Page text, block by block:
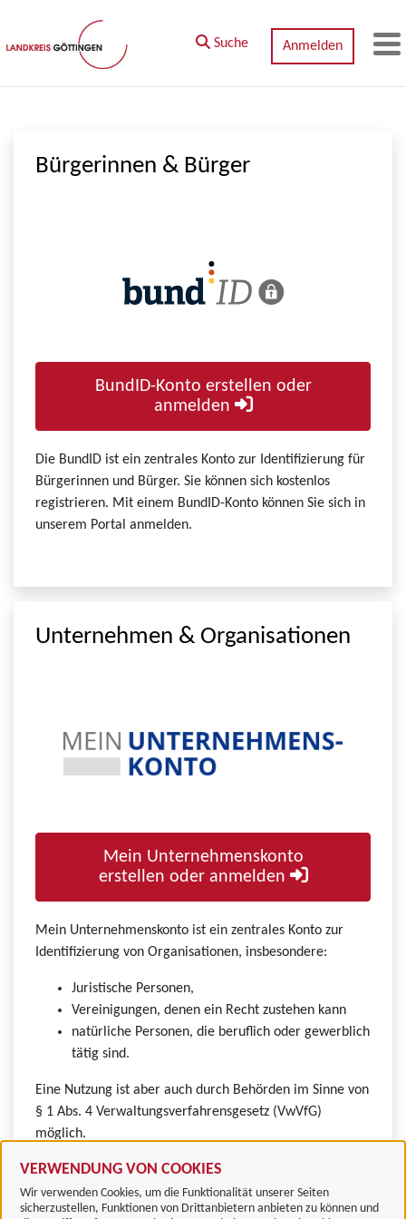
Zum Hauptinhalt springen
VERWENDUNG VON COOKIES
Wir verwenden Cookies, um die Funktionalität unserer Seiten
sicherzustellen, Funktionen von Drittanbietern anbieten zu können und
Suche Anmelden
Bürgerinnen & Bürger
BundID-Konto erstellen oder
anmelden
Die BundID ist ein zentrales Konto zur Identifizierung für
Bürgerinnen und Bürger. Sie können sich kostenlos
registrieren. Mit einem BundID-Konto können Sie sich in
unserem Portal anmelden.
Unternehmen & Organisationen
Mein Unternehmenskonto
erstellen oder anmelden
Mein Unternehmenskonto ist ein zentrales Konto zur
Identifizierung von Organisationen, insbesondere:
Juristische Personen,
Vereinigungen, denen ein Recht zustehen kann
natürliche Personen, die beruflich oder gewerblich
tätig sind.
Eine Nutzung ist aber auch durch Behörden im Sinne von
§ 1 Abs. 4 Verwaltungsverfahrensgesetz (VwVfG)
möglich.